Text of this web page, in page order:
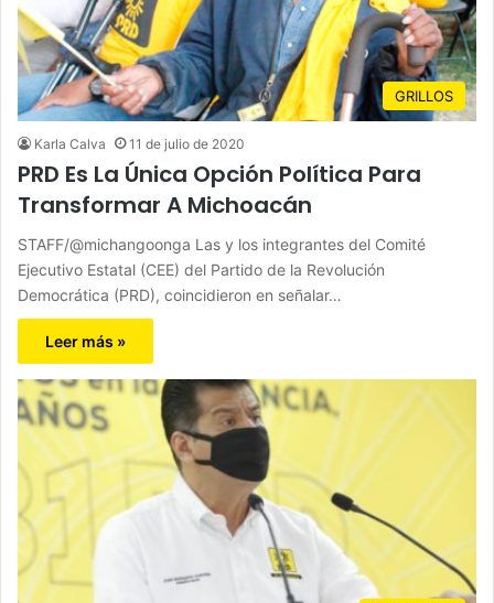
GRILLOS
Karla Calva 11 de julio de 2020
PRD Es La Única Opción Política Para
Transformar A Michoacán
STAFF/@michangoonga Las y los integrantes del Comité
Ejecutivo Estatal (CEE) del Partido de la Revolución
Democrática (PRD), coincidieron en señalar…
Leer más »